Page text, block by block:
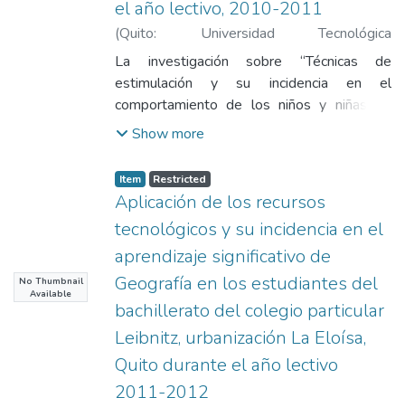
el año lectivo, 2010-2011
(Quito: Universidad Tecnológica
Indoamérica,2012 )Yánez Vega, Elsa
Magola;Álvarez, José Édgar
La investigación sobre “Técnicas de
estimulación y su incidencia en el
comportamiento de los niños y niñas de
cinco años en el Jardín de Infantes “Virginia
Distrito Metropolitano de Quito, durante el
año lectivo, 2010-2011”. Tiene por
objetivo analizar la incidencia de las técnicas
de estimulación en niños/as. Los niños/as
irán ejerciendo más control sobre el mundo
que les rodea, proporcionándoles una
sensación de bienestar, satisfacción y
seguridad. La estimulación ejerce una
influencia positiva en el desarrollo personal
y su comportamiento, potencia el desarrollo
cognitivo, social y emocional de niños/as
Show more
No Thumbnail
Available
Item Restricted
Aplicación de los recursos
tecnológicos y su incidencia en el
aprendizaje significativo de
Geografía en los estudiantes del
bachillerato del colegio particular
Leibnitz, urbanización La Eloísa,
Quito durante el año lectivo
2011-2012